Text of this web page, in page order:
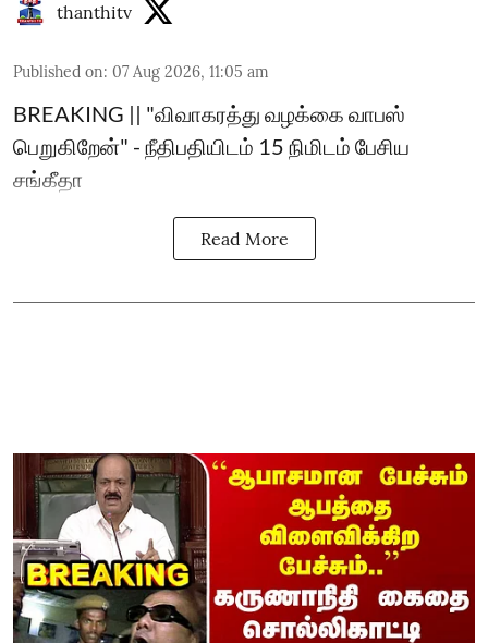
thanthitv
Published on: 07 Aug 2026, 11:05 am
BREAKING || "விவாகரத்து வழக்கை வாபஸ்
பெறுகிறேன்" - நீதிபதியிடம் 15 நிமிடம் பேசிய
சங்கீதா
Read More